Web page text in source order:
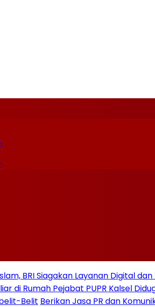
BRI Siagakan Layanan Digital dan
di Rumah Pejabat PUPR Kalsel
Belit Berikan Jasa PR dan